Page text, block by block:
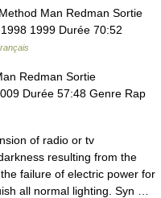
Man Redman Sortie
1999 Durée 70:52
Redman Sortie
Durée 57:48 Genre Rap
of radio or tv
resulting from the
failure of electric power for
all normal lighting. Syn …